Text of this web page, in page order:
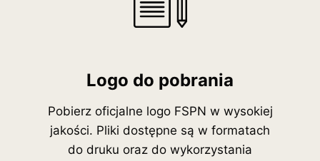
Logo do pobrania
Pobierz oficjalne logo FSPN w wysokiej
jakości. Pliki dostępne są w formatach
do druku oraz do wykorzystania